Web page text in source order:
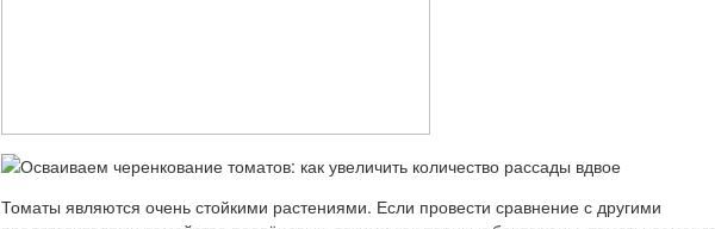
Томаты являются очень стойкими растениями. Если провести сравнение с другими